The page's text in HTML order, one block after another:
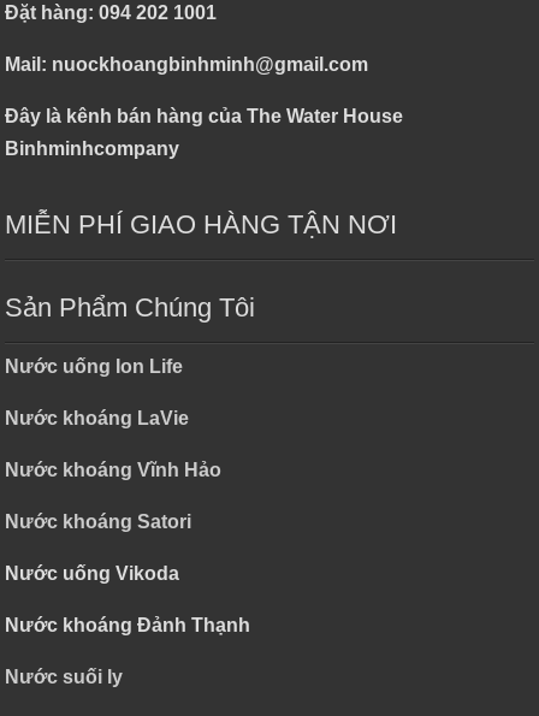
Đặt hàng: 094 202 1001
Mail: nuockhoangbinhminh@gmail.com
Đây là kênh bán hàng của The Water House
Binhminhcompany
MIỄN PHÍ GIAO HÀNG TẬN NƠI
Sản Phẩm Chúng Tôi
Nước uống Ion Life
Nước khoáng LaVie
Nước khoáng Vĩnh Hảo
Nước khoáng Satori
Nước uống Vikoda
Nước khoáng Đảnh Thạnh
Nước suối ly